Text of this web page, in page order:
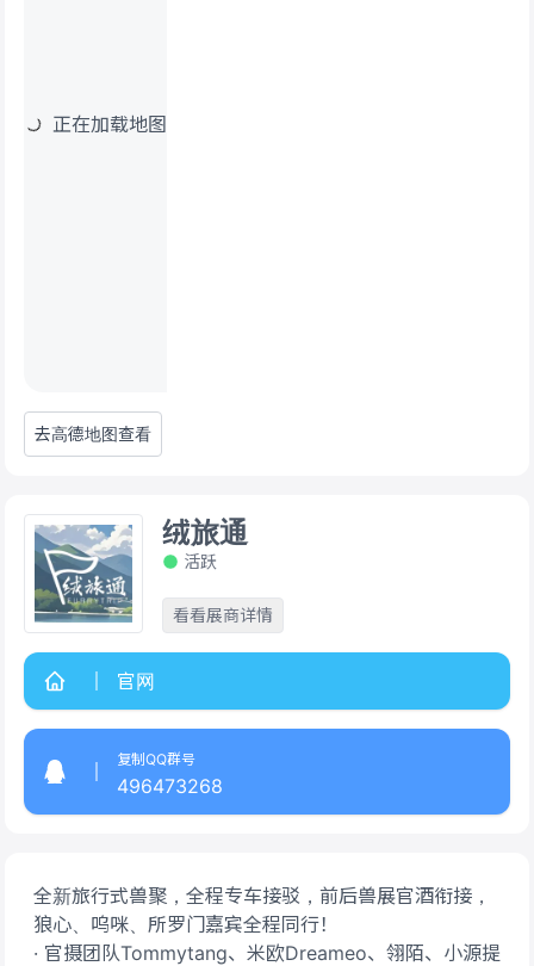
正在加载地图
去高德地图查看
全新旅行式兽聚，全程专车接驳，前后兽展官酒衔接，
狼心、呜咪、所罗门嘉宾全程同行！
· 官摄团队Tommytang、米欧Dreameo、翎陌、小源提
绒旅通
活跃
看看展商详情
官网
复制QQ群号
496473268